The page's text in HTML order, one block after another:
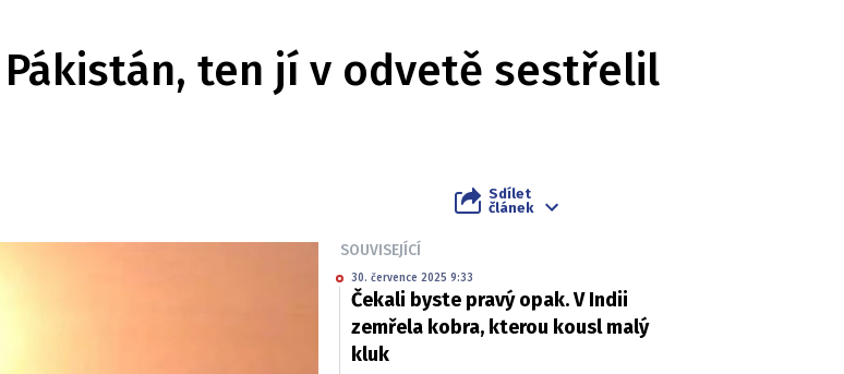
ten jí v odvetě sestřelil
Sdílet
článek
SOUVISEJÍCÍ
30. července 2025 9:33
Čekali byste pravý opak. V Indii
zemřela kobra, kterou kousl malý
kluk